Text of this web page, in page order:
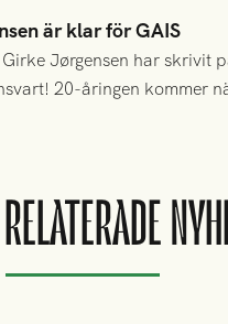
är klar för GAIS
Jørgensen har skrivit
20-åringen kommer